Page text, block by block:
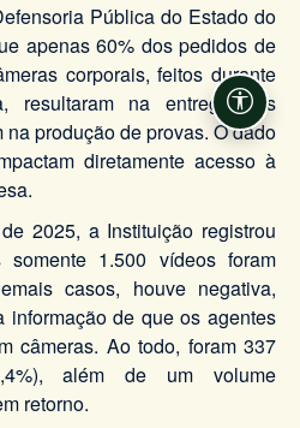
Pública do Estado do
apenas 60% dos pedidos de
corporais, feitos durante
resultaram na entrega das
produção de provas. O dado
diretamente acesso à
2025, a Instituição registrou
somente 1.500 vídeos foram
casos, houve negativa,
informação de que os agentes
câmeras. Ao todo, foram 337
além de um volume
retorno.